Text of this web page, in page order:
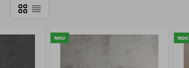
Grilă
Listă
NOU NOU